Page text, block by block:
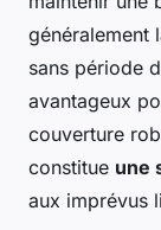
généralement
sans période
avantageux
couverture
constitue une
aux imprévus